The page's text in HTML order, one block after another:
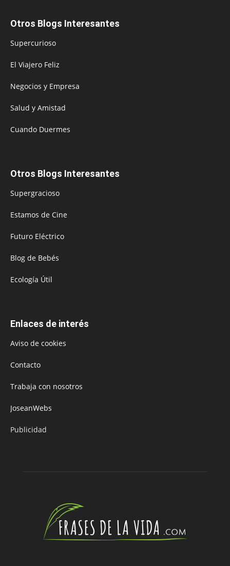
Otros Blogs Interesantes
Supercurioso
El Viajero Feliz
Negocios y Empresa
Salud y Amistad
Cuando Duermes
Otros Blogs Interesantes
Supergracioso
Estamos de Cine
Futuro Eléctrico
Blog de Bebés
Ecología Útil
Enlaces de interés
Aviso de cookies
Contacto
Trabaja con nosotros
JoseanWebs
Publicidad